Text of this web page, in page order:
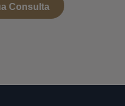
Consulta